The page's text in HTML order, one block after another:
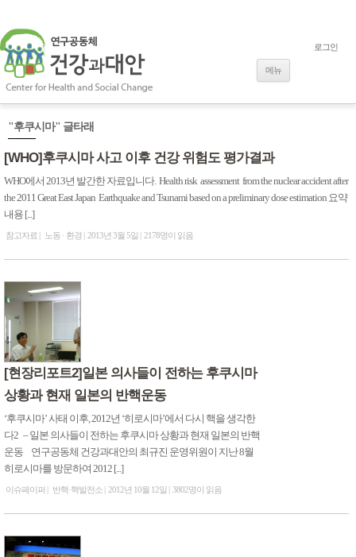
메뉴
로그인
"후쿠시마" 글타래
[WHO]후쿠시마 사고 이후 건강 위험도 평가결과
WHO에서 2013년 발간한 자료입니다. Health risk assessment from the nuclear accident after
the 2011 Great East Japan Earthquake and Tsunami based on a preliminary dose estimation 요약
내용 [...]
참고자료 노동 · 환경 2013년 3월 5일 2178명이 읽음
[현장리포트2]일본 의사들이 전하는 후쿠시마
상황과 현재 일본의 반핵운동
‘후쿠시마’ 사태 이후, 2012년 ‘히로시마’에서 다시 핵을 생각한
다2 – 일본 의사들이 전하는 후쿠시마 상황과 현재 일본의 반핵
운동 연구공동체 건강과대안의 최규진 운영위원이 지난 8월
히로시마를 방문하여 2012 [...]
이슈페이퍼 반핵·핵발전소 2012년 10월 12일 3802명이 읽음